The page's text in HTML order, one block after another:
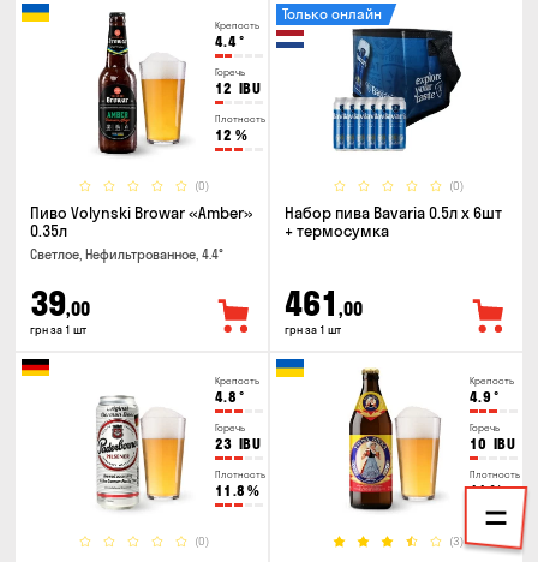
Крепость
4.4°
Горечь
12 IBU
Плотность
12 %
(0)
Пиво Volynski Browar «Amber»
0.35л
Светлое, Нефильтрованное, 4.4°
39,00
грн за 1 шт
(0)
Только онлайн
Набор пива Bavaria 0.5л х 6шт
+ термосумка
461 ,00
грн за 1 шт
Крепость
4.8 °
Горечь
23 IBU
Плотность
11.8 %
(0)
Крепость
4.9 °
Горечь
10 IBU
Плотность
11%
(3)